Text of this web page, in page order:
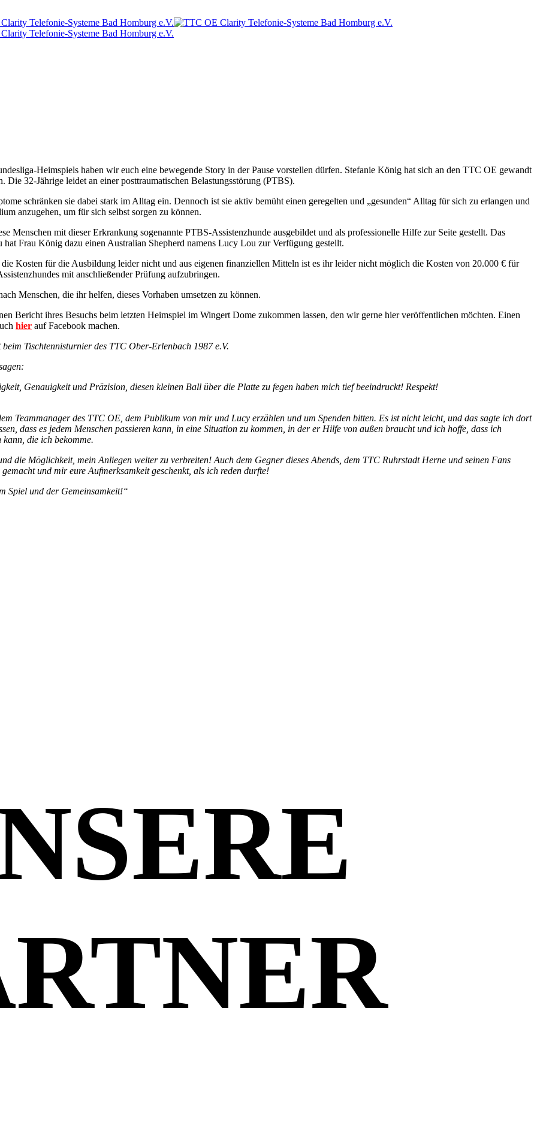
Heimspiels haben wir euch eine bewegende Story in der Pause vorstellen dürfen. Stefanie König hat sich an den TTC OE gewandt
Die 32-Jährige leidet an einer posttraumatischen Belastungsstörung (PTBS).
schränken sie dabei stark im Alltag ein. Dennoch ist sie aktiv bemüht einen geregelten und „gesunden“ Alltag für sich zu erlangen und
anzugehen, um für sich selbst sorgen zu können.
Menschen mit dieser Erkrankung sogenannte PTBS-Assistenzhunde ausgebildet und als professionelle Hilfe zur Seite gestellt. Das
Frau König dazu einen Australian Shepherd namens Lucy Lou zur Verfügung gestellt.
Kosten für die Ausbildung leider nicht und aus eigenen finanziellen Mitteln ist es ihr leider nicht möglich die Kosten von 20.000 € für
mit anschließender Prüfung aufzubringen.
Menschen, die ihr helfen, dieses Vorhaben umsetzen zu können.
Bericht ihres Besuchs beim letzten Heimspiel im Wingert Dome zukommen lassen, den wir gerne hier veröffentlichen möchten. Einen
hier auf Facebook machen.
Tischtennisturnier des TTC Ober-Erlenbach 1987 e.V.
Genauigkeit und Präzision, diesen kleinen Ball über die Platte zu fegen haben mich tief beeindruckt! Respekt!
Teammanager des TTC OE, dem Publikum von mir und Lucy erzählen und um Spenden bitten. Es ist nicht leicht, und das sagte ich dort
dass es jedem Menschen passieren kann, in eine Situation zu kommen, in der er Hilfe von außen braucht und ich hoffe, dass ich
die ich bekomme.
die Möglichkeit, mein Anliegen weiter zu verbreiten! Auch dem Gegner dieses Abends, dem TTC Ruhrstadt Herne und seinen Fans
und mir eure Aufmerksamkeit geschenkt, als ich reden durfte!
Spiel und der Gemeinsamkeit!“